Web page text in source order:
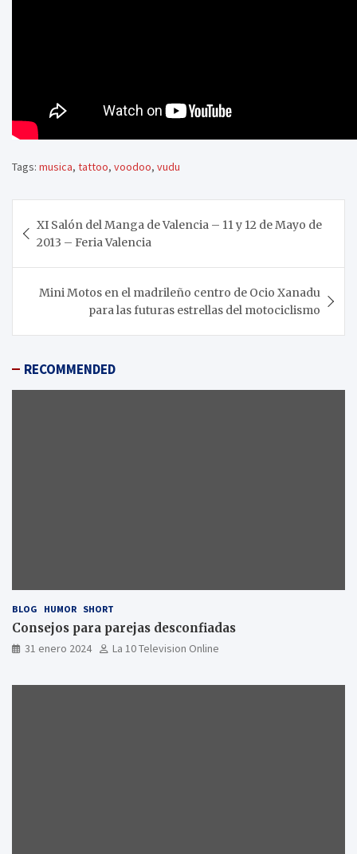
Tags: musica, tattoo, voodoo, vudu
de
entradas
XI Salón del Manga de Valencia – 11 y 12 de Mayo de
2013 – Feria Valencia
Mini Motos en el madrileño centro de Ocio Xanadu
para las futuras estrellas del motociclismo
RECOMMENDED
BLOG HUMOR SHORT
Consejos para parejas desconfiadas
31 enero 2024 La 10 Television Online